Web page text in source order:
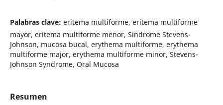
Palabras clave: eritema multiforme, eritema multiforme
mayor, eritema multiforme menor, Síndrome Stevens-
Johnson, mucosa bucal, erythema multiforme, erythema
multiforme major, erythema multiforme minor, Stevens-
Johnson Syndrome, Oral Mucosa
Resumen